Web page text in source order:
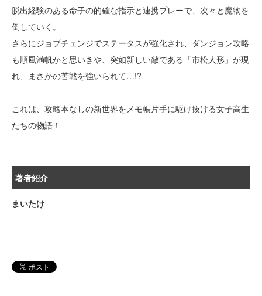
脱出経験のある命子の的確な指示と連携プレーで、次々と魔物を
倒していく。
さらにジョブチェンジでステータスが強化され、ダンジョン攻略
も順風満帆かと思いきや、突如新しい敵である「市松人形」が現
れ、まさかの苦戦を強いられて…!?
これは、攻略本なしの新世界をメモ帳片手に駆け抜ける女子高生
たちの物語！
著者紹介
まいたけ